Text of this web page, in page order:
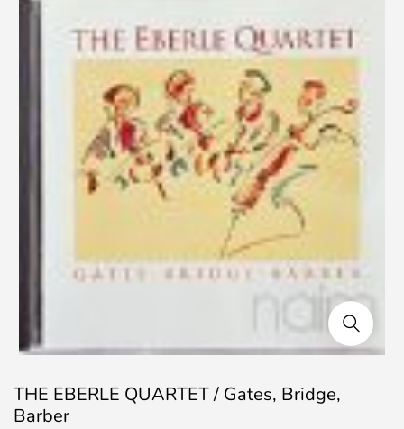
THE EBERLE QUARTET / Gates, Bridge,
Barber